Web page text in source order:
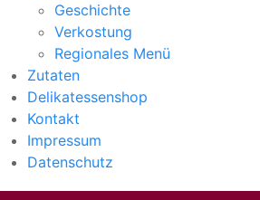
Geschichte
Verkostung
Regionales Menü
Zutaten
Delikatessenshop
Kontakt
Impressum
Datenschutz